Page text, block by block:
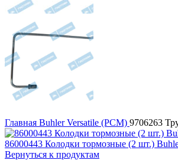
Главная Buhler Versatile (РСМ) 9706263
86000443 Колодки тормозные (2 шт.)
Вернуться к продуктам